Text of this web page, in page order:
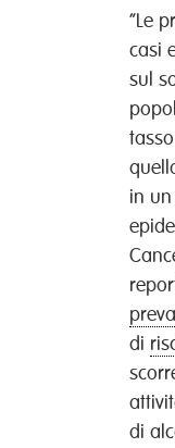
“Le
casi
sul
tasso
in
di
di